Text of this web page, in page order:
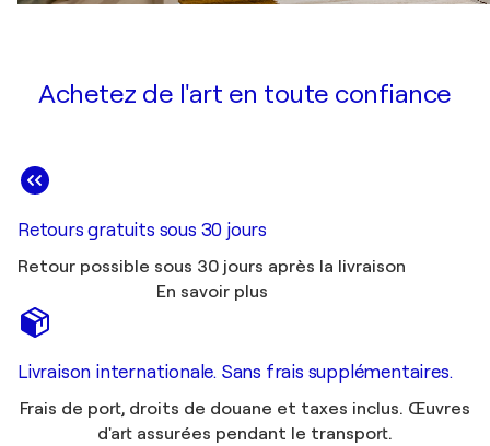
Achetez de l'art en toute confiance
Retours gratuits sous 30 jours
Retour possible sous 30 jours après la livraison
En savoir plus
Livraison internationale. Sans frais supplémentaires.
Frais de port, droits de douane et taxes inclus. Œuvres
d'art assurées pendant le transport.